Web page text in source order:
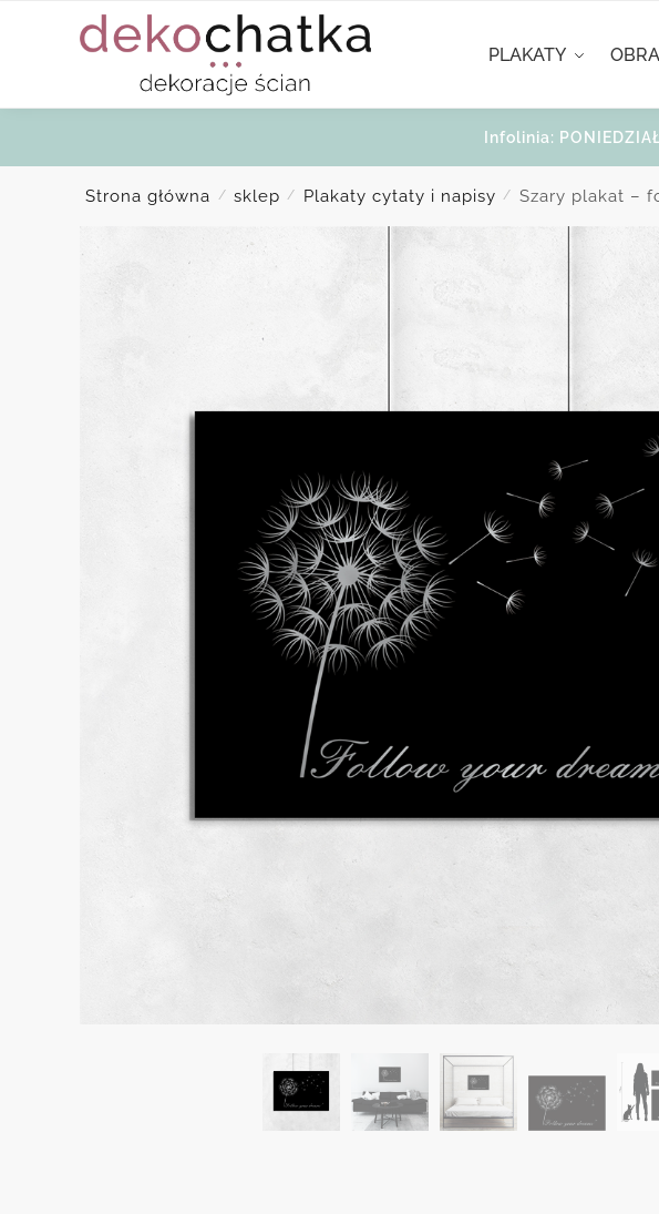
PLAKATY
Infolinia:
Strona główna / sklep / Plakaty cytaty i napisy / Szary plakat –